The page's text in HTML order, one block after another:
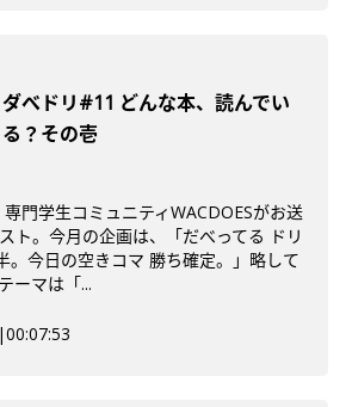
ダべドリ#11 どんな本、読んでい
る？その壱
専門学生コミュニティWACDOESがお送
ト。今月の企画は、「だべってる ドリ
。今日の空きコマ 勝ち確定。」略して
ーマは「...
|00:07:53